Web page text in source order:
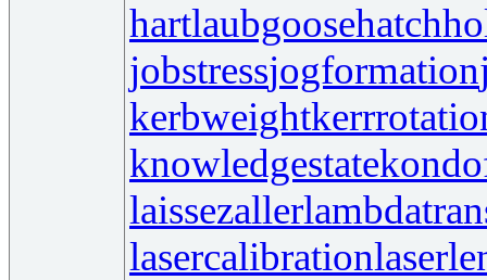
hartlaubgoose
jobstressjogformation
kerbweight
knowledgestate
laissezaller
lasercalibration